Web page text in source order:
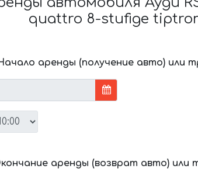
quattro 8-stufige
аренды (получение авто) или
аренды (возврат авто) или